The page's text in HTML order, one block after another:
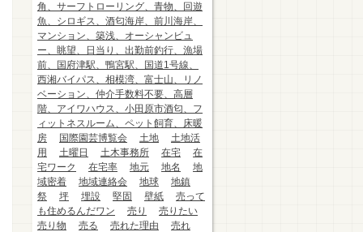
角、サーフトローリング、青物、回遊
魚、シロギス、酒匂海岸、前川海岸、
マンション、築浅、オーシャンビュ
ー、眺望、日当り、出勤前釣行、漁場
前、国府津駅、鴨宮駅、国道1号線、
西湘バイパス、相模湾、富士山、リノ
ベーション、仲介手数料不要、高層
階、アイワハウス、小田原市酒匂、フ
ィットネスルーム、ペット飼育、床暖
房
国際園芸博覧会 土地
土地活
用
土曜日 土木事務所 在宅
在
宅ワーク
在宅率 地元 地名
地
域密着
地域連絡会 地球
地鎮
祭
坪 埋設 堅固 壁紙
売って
も住めるんだワン
売り
売りたい
売り物
売る 売れた理由
売れ